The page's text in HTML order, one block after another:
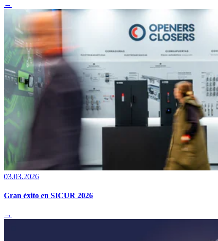
→
03.03.2026
Gran éxito en SICUR 2026
→